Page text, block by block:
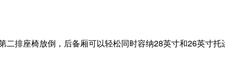
排座椅放倒，后备厢可以轻松同时容纳28英寸和26英寸